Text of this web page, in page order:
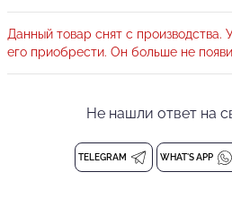
переду, что придаёт
материал имеет превосходную
эластичность, а так же легко
сковывая движений даже во время
Балетное боди
Данный товар снят с производства.
его приобрести. Он больше не
Не нашли ответ на
TELEGRAM WHAT'S APP